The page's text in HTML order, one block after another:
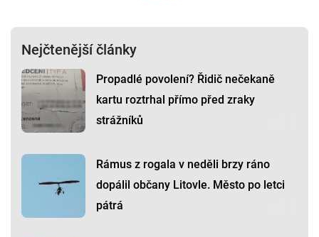
Nejčtenější články
Propadlé povolení? Řidič nečekaně
kartu roztrhal přímo před zraky
strážníků
Rámus z rogala v neděli brzy ráno
dopálil občany Litovle. Město po letci
pátrá